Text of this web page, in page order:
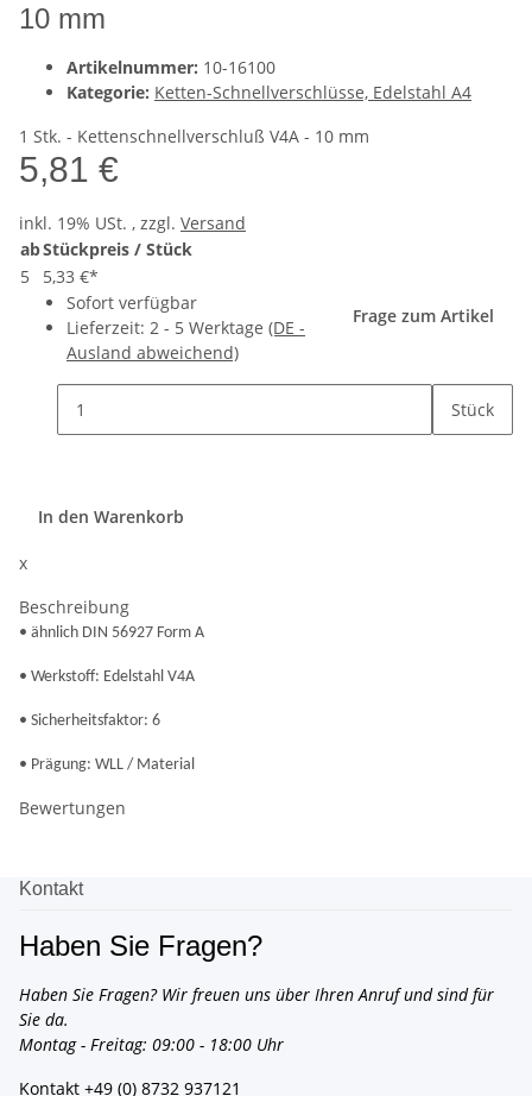
10 mm
Artikelnummer: 10-16100
Kategorie: Ketten-Schnellverschlüsse, Edelstahl A4
1 Stk. - Kettenschnellverschluß V4A - 10 mm
5,81 €
inkl. 19% USt. , zzgl. Versand
abStückpreis / Stück
5
5,33 €*
Sofort verfügbar
Lieferzeit: 2 - 5 Werktage (DE -
Ausland abweichend)
Frage zum Artikel
Stück
In den Warenkorb
x
Beschreibung
• ähnlich DIN 56927 Form A
• Werkstoff: Edelstahl V4A
• Sicherheitsfaktor: 6
• Prägung: WLL / Material
Bewertungen
Kontakt
Haben Sie Fragen?
Haben Sie Fragen? Wir freuen uns über Ihren Anruf und sind für
Sie da.
Montag - Freitag: 09:00 - 18:00 Uhr
Kontakt +49 (0) 8732 937121